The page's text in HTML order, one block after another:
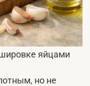
яйцами
но не